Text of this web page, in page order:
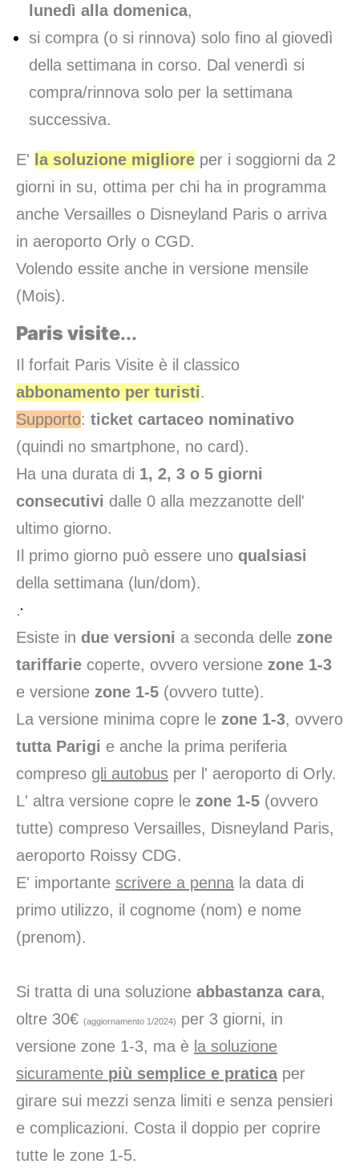
lunedì alla domenica,
si compra (o si rinnova) solo fino al giovedì
della settimana in corso. Dal venerdì si
compra/rinnova solo per la settimana
successiva.
E' la soluzione migliore per i soggiorni da 2
giorni in su, ottima per chi ha in programma
anche Versailles o Disneyland Paris o arriva
in aeroporto Orly o CGD.
Volendo essite anche in versione mensile
(Mois).
Paris visite...
Il forfait Paris Visite è il classico
abbonamento per turisti.
Supporto: ticket cartaceo nominativo
(quindi no smartphone, no card).
Ha una durata di 1, 2, 3 o 5 giorni
consecutivi dalle 0 alla mezzanotte dell'
ultimo giorno.
Il primo giorno può essere uno qualsiasi
della settimana (lun/dom).
.
Esiste in due versioni a seconda delle zone
tariffarie coperte, ovvero versione zone 1-3
e versione zone 1-5 (ovvero tutte).
La versione minima copre le zone 1-3, ovvero
tutta Parigi e anche la prima periferia
compreso gli autobus per l' aeroporto di Orly.
L' altra versione copre le zone 1-5 (ovvero
tutte) compreso Versailles, Disneyland Paris,
aeroporto Roissy CDG.
E' importante scrivere a penna la data di
primo utilizzo, il cognome (nom) e nome
(prenom).
Si tratta di una soluzione abbastanza cara,
oltre 30€ (aggiornamento 1/2024)
per 3 giorni, in
versione zone 1-3, ma è la soluzione
sicuramente più semplice e praticaper
girare sui mezzi senza limiti e senza pensieri
e complicazioni. Costa il doppio per coprire
tutte le zone 1-5.